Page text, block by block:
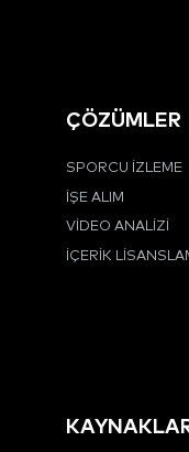
ÇÖZÜMLER
SPORCU İZLEME
İŞE ALIM
VIDEO ANALIZI
İÇERIK